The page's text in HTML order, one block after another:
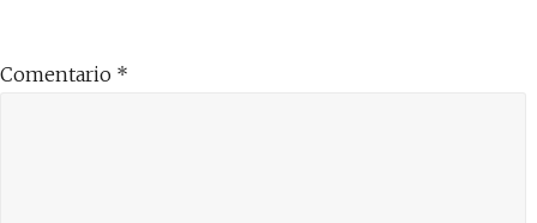
Comentario *